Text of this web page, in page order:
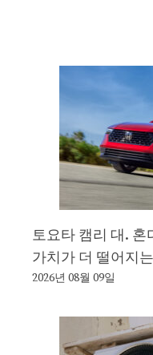
토요타 캠리 대. 혼
가치가 더 떨어지
2026년 08월 09일